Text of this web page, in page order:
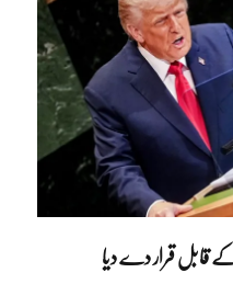
قابل قرار دے دیا